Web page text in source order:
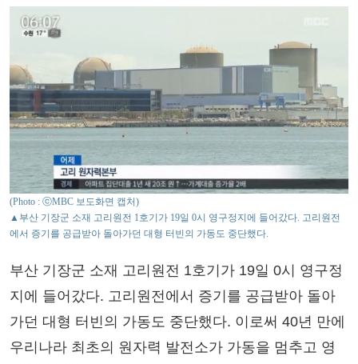
(Photo : ⓒMBC 보도화면 캡처)
▲부산 기장군 소재 고리원전 1호기가 19일 0시 영구정지에 들어갔다. 고리원전
에서 증기를 공급받아 돌아가던 대형 터빈의 가동도 중단했다.
부산 기장군 소재 고리원전 1호기가 19일 0시 영구정
지에 들어갔다. 고리원전에서 증기를 공급받아 돌아
가던 대형 터빈의 가동도 중단했다. 이로써 40년 만에
우리나라 최초의 원자력 발전소가 가동을 멈추고 영